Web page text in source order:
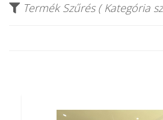
Termék Szűrés ( Kategória